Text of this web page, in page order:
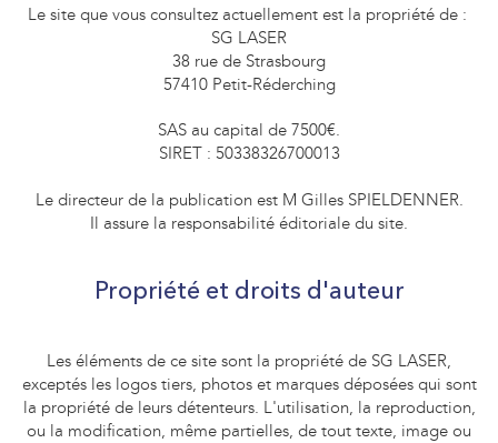
Le site que vous consultez actuellement est la propriété de :
SG LASER
38 rue de Strasbourg
57410 Petit-Réderching
SAS au capital de 7500€.
SIRET : 50338326700013
Le directeur de la publication est M Gilles SPIELDENNER.
Il assure la responsabilité éditoriale du site.
Propriété et droits d'auteur
Les éléments de ce site sont la propriété de SG LASER,
exceptés les logos tiers, photos et marques déposées qui sont
la propriété de leurs détenteurs. L'utilisation, la reproduction,
ou la modification, même partielles, de tout texte, image ou